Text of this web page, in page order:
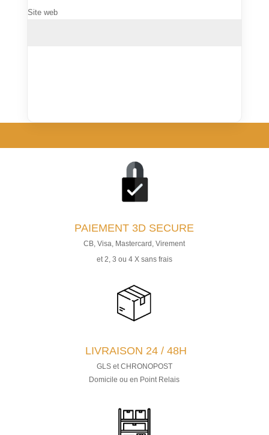
Site web
PAIEMENT 3D SECURE
CB, Visa, Mastercard, Virement
et 2, 3 ou 4 X sans frais
LIVRAISON 24 / 48H
GLS et CHRONOPOST
Domicile ou en Point Relais